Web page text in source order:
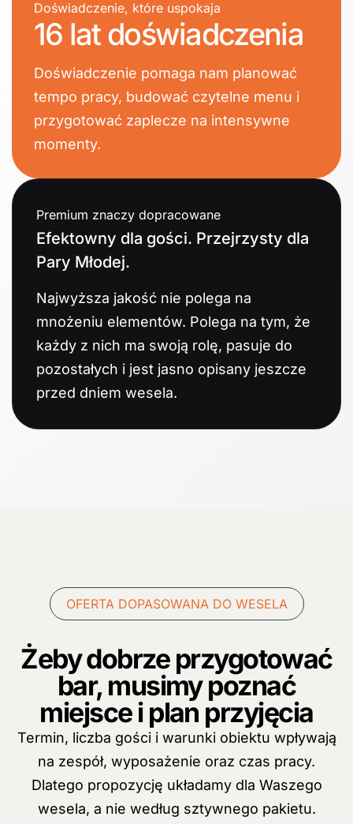
Doświadczenie, które uspokaja
16 lat doświadczenia
Doświadczenie pomaga nam planować
tempo pracy, budować czytelne menu i
przygotować zaplecze na intensywne
momenty.
Premium znaczy dopracowane
Efektowny dla gości. Przejrzysty dla
Pary Młodej.
Najwyższa jakość nie polega na
mnożeniu elementów. Polega na tym, że
każdy z nich ma swoją rolę, pasuje do
pozostałych i jest jasno opisany jeszcze
przed dniem wesela.
OFERTA DOPASOWANA DO WESELA
Żeby dobrze przygotować
bar, musimy poznać
miejsce i plan przyjęcia
Termin, liczba gości i warunki obiektu wpływają
na zespół, wyposażenie oraz czas pracy.
Dlatego propozycję układamy dla Waszego
wesela, a nie według sztywnego pakietu.